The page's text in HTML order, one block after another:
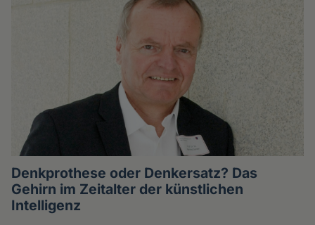
Denkprothese oder Denkersatz? Das
Gehirn im Zeitalter der künstlichen
Intelligenz